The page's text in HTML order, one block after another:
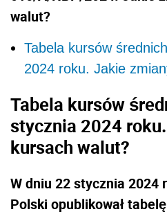
walut?
Tabela kursów
2024 roku. Jakie
Tabela kursów
stycznia 2024
kursach walut?
W dniu 22 stycznia 2024
Polski opublikował